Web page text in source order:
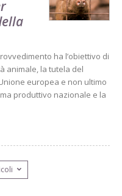
ha l’obiettivo di
animale, la tutela del
europea e non ultimo
produttivo nazionale e la